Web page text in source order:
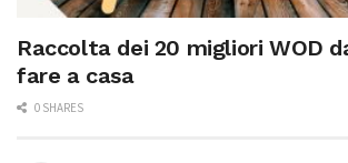
Raccolta dei 20 migliori WOD
fare a casa
0 SHARES